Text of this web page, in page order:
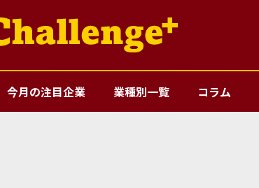
今月の注目企業 業種別一覧 コラム